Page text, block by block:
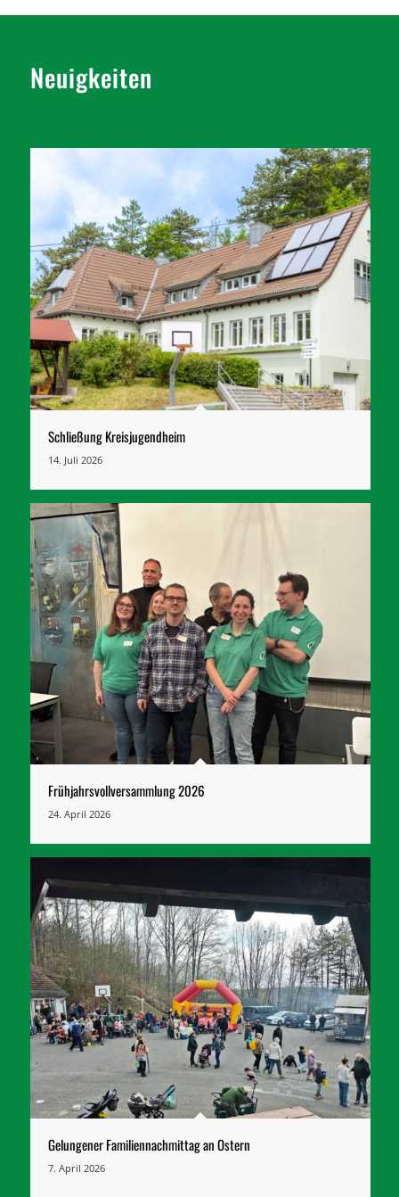
Neuigkeiten
Schließung Kreisjugendheim
14. Juli 2026
Frühjahrsvollversammlung 2026
24. April 2026
Gelungener Familiennachmittag an Ostern
7. April 2026